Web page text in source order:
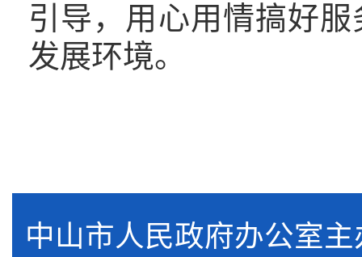
引导，用心用情搞好
发展环境。
中山市人民政府办公